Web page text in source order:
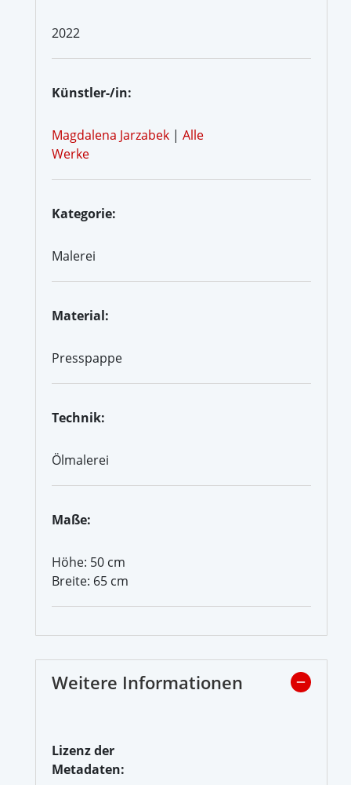
2022
Künstler-/in:
Magdalena Jarzabek | Alle
Werke
Kategorie:
Malerei
Material:
Presspappe
Technik:
Ölmalerei
Maße:
Höhe: 50 cm
Breite: 65 cm
Weitere Informationen
Lizenz der
Metadaten: